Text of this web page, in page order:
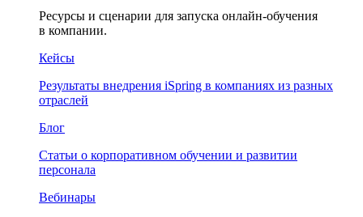
Ресурсы и сценарии для запуска онлайн-обучения
в компании.
Кейсы
Результаты внедрения iSpring в компаниях из разных
отраслей
Блог
Статьи о корпоративном обучении и развитии
персонала
Вебинары